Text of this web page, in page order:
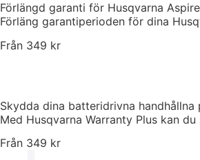
Förlängd garanti för Husqvarna
Förläng garantiperioden för dina
Från 349 kr
Skydda dina batteridrivna handhållna
Med Husqvarna Warranty Plus kan
Från 349 kr